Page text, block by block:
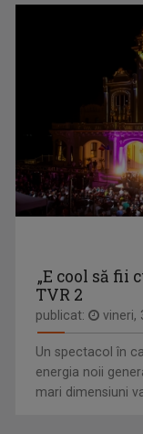
TONOMATUL DP2
În fiecare seară de
LA PORȚILE
MARINA ALMĂȘAN
Marina Almăşan
MONICA GHIURCO
Cu o lungă
„E cool să fii
TVR 2
publicat: vineri,
Un spectacol în
energia noii
mari dimensiuni